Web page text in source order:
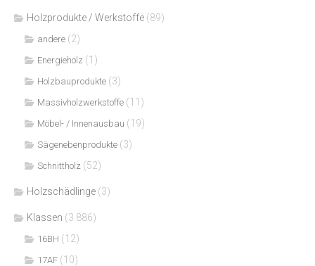
Holzprodukte / Werkstoffe (89)
andere (2)
Energieholz (1)
Holzbauprodukte (3)
Massivholzwerkstoffe (11)
Möbel- / Innenausbau (19)
Sägenebenprodukte (3)
Schnittholz (52)
Holzschädlinge (3)
Klassen (3.886)
16BH (12)
17AF (10)